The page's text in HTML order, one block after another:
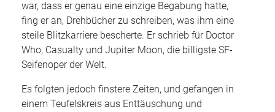
war, dass er genau eine einzige Begabung hatte,
fing er an, Drehbücher zu schreiben, was ihm eine
steile Blitzkarriere bescherte. Er schrieb für Doctor
Who, Casualty und Jupiter Moon, die billigste SF-
Seifenoper der Welt.
Es folgten jedoch finstere Zeiten, und gefangen in
einem Teufelskreis aus Enttäuschung und